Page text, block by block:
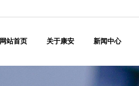
网站首页 关于康安 新闻中心